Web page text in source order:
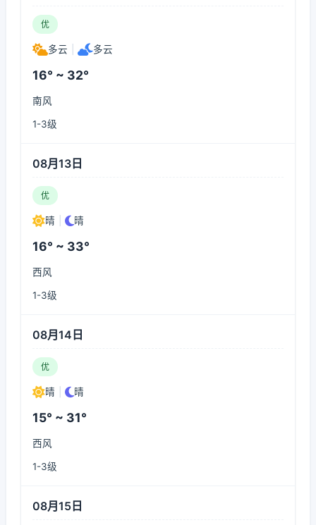
优
多云 多云
16° ~ 32°
南风
1-3级
08月13日
优
晴 晴
16° ~ 33°
西风
1-3级
08月14日
优
晴 晴
15° ~ 31°
西风
1-3级
08月15日